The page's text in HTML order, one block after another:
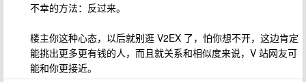
不幸的方法：反过来。
楼主你这种心态，以后就别逛 V2EX 了，怕你想不开，这边肯定
能挑出更多更有钱的人，而且就关系和相似度来说，V 站网友可
能和你更接近。